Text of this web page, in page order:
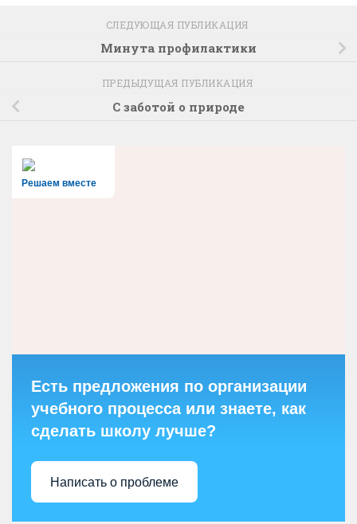
СЛЕДУЮЩАЯ ПУБЛИКАЦИЯ
Минута профилактики
ПРЕДЫДУЩАЯ ПУБЛИКАЦИЯ
С заботой о природе
Решаем вместе
Есть предложения по организации
учебного процесса или знаете, как
сделать школу лучше?
Написать о проблеме